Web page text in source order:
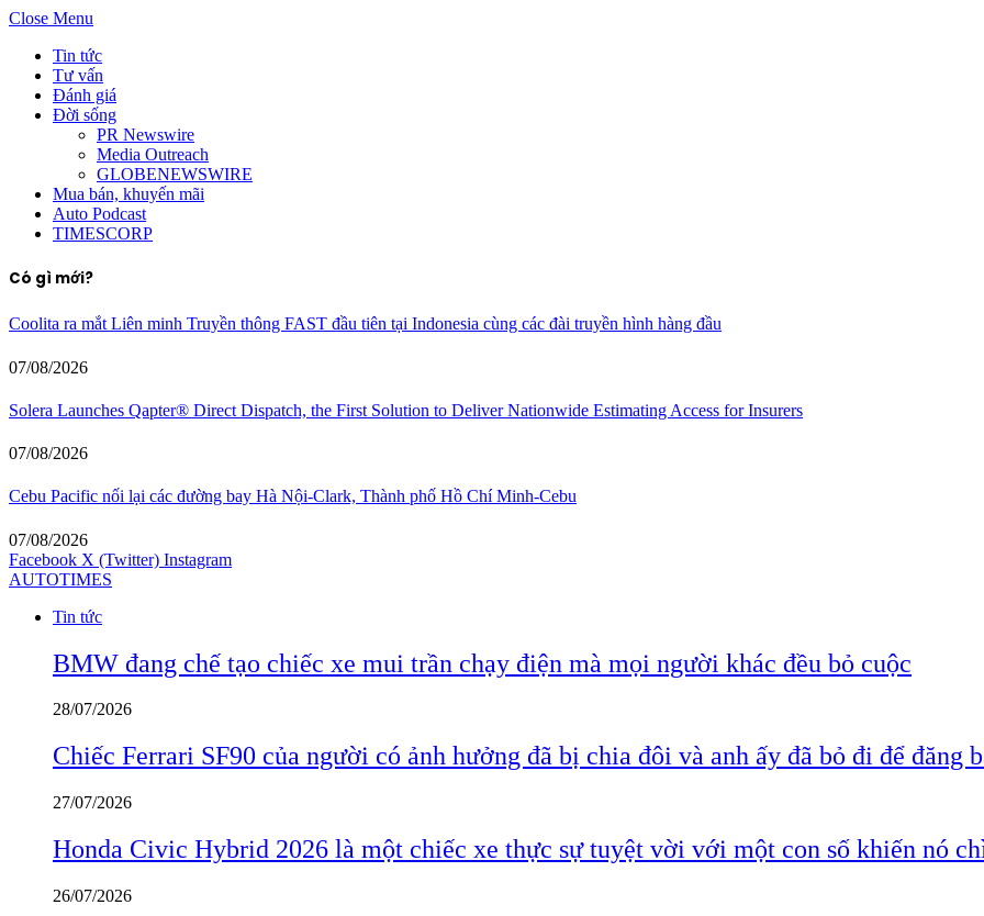
Close Menu
Tin tức
Tư vấn
Đánh giá
Đời sống
PR Newswire
Media Outreach
GLOBENEWSWIRE
Mua bán, khuyến mãi
Auto Podcast
TIMESCORP
Có gì mới?
Coolita ra mắt Liên minh Truyền thông FAST đầu tiên tại Indonesia cùng các đài truyền hình hàng đầu
07/08/2026
Solera Launches Qapter® Direct Dispatch, the First Solution to Deliver Nationwide Estimating Access for Insurers
07/08/2026
Cebu Pacific nối lại các đường bay Hà Nội-Clark, Thành phố Hồ Chí Minh-Cebu
07/08/2026
Facebook X (Twitter) Instagram
AUTOTIMES
Tin tức
BMW đang chế tạo chiếc xe mui trần chạy điện mà mọi người khác đều bỏ cuộc
28/07/2026
Chiếc Ferrari SF90 của người có ảnh hưởng đã bị chia đôi và anh ấy đã bỏ đi để đăng
27/07/2026
Honda Civic Hybrid 2026 là một chiếc xe thực sự tuyệt vời với một con số khiến nó
26/07/2026